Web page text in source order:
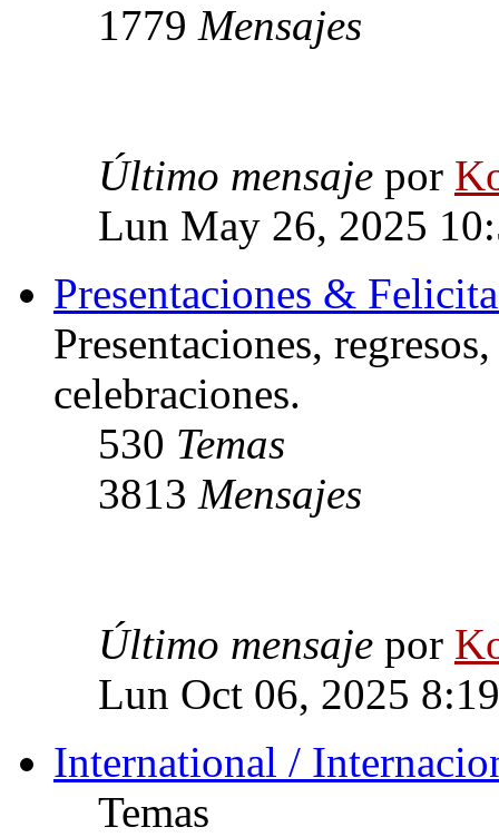
1779 Mensajes
Último mensaje por
Lun May 26, 2025
Presentaciones &
Presentaciones,
celebraciones.
530 Temas
3813 Mensajes
Último mensaje por
Lun Oct 06, 2025
International /
Temas